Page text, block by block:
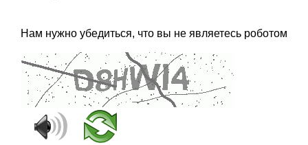
Нам нужно убедиться, что вы не являетесь роботом